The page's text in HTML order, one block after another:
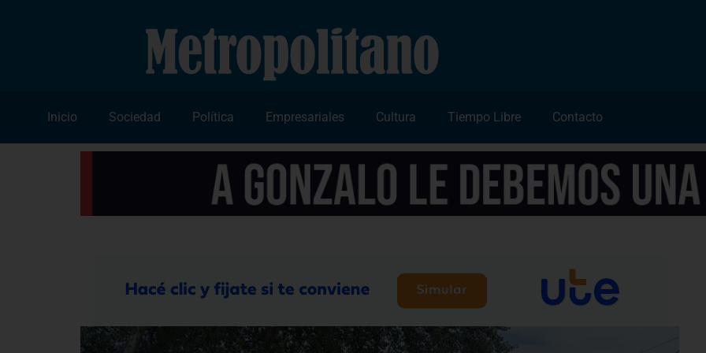
Inicio Sociedad Política Empresariales Cultura Tiempo Libre Contacto